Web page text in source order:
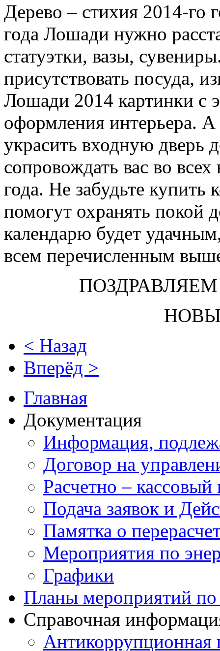
Дерево – стихия 2014-го
года Лошади нужно
статуэтки, вазы,
присутствовать посуда,
Лошади 2014 картинки с
оформления интерьера.
украсить входную дверь
сопровождать вас во
года. Не забудьте
помогут охранять покой
календарю будет
всем перечисленным
< Назад
Вперёд >
Главная
Документация
Информация,
Договор на
Расчетно – кассовый
Подача заявок и
Памятка о
Мероприятия по
Графики
Планы мероприятий по
Справочная